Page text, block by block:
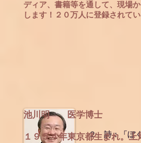
２ 詩：「ぼ
ディア、書籍等を通して、現場
します！２０万人に登録されて
池川明 医学博士
１９５４年東京都生まれ。